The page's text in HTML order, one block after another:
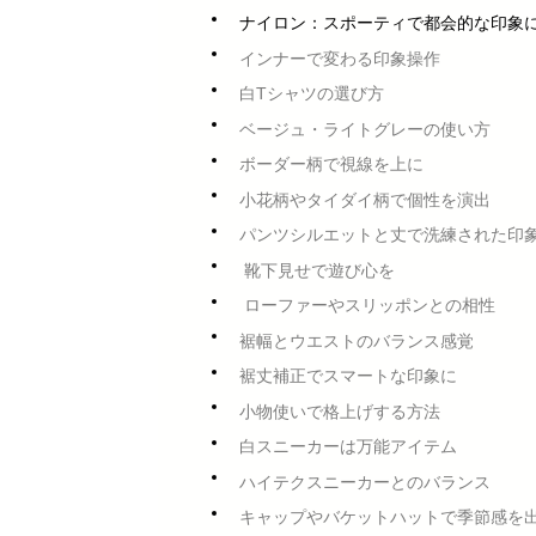
ナイロン：スポーティで都会的な印象
インナーで変わる印象操作
白Tシャツの選び方
ベージュ・ライトグレーの使い方
ボーダー柄で視線を上に
小花柄やタイダイ柄で個性を演出
パンツシルエットと丈で洗練された印
靴下見せで遊び心を
ローファーやスリッポンとの相性
裾幅とウエストのバランス感覚
裾丈補正でスマートな印象に
小物使いで格上げする方法
白スニーカーは万能アイテム
ハイテクスニーカーとのバランス
キャップやバケットハットで季節感を